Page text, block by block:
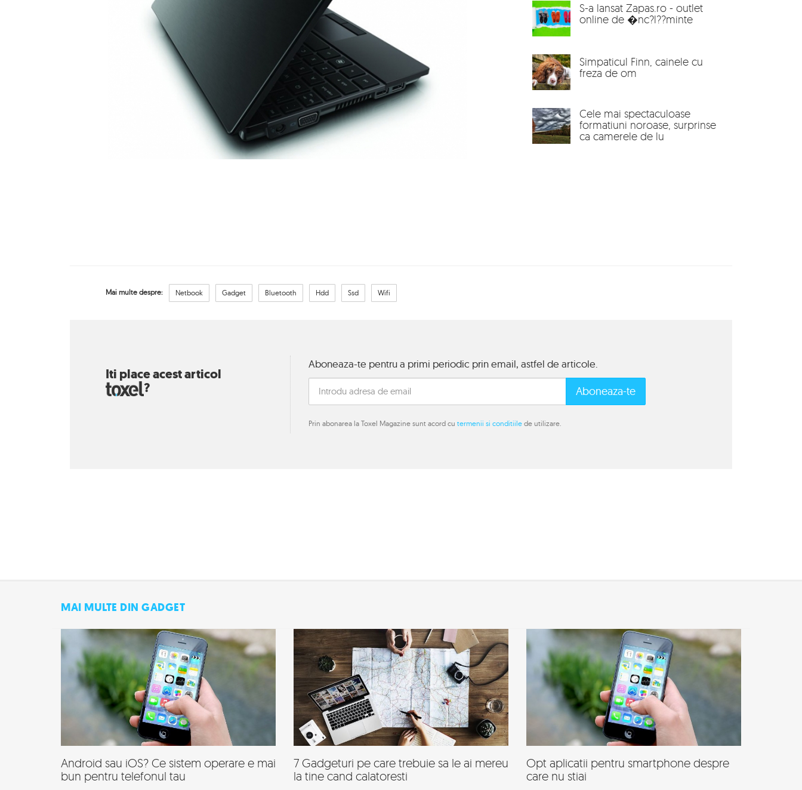
S-a lansat Zapas.ro - outlet
online de �nc?l??minte
Simpaticul Finn, cainele cu
freza de om
Cele mai spectaculoase
formatiuni noroase, surprinse
ca camerele de lu
Mai multe despre: Netbook Gadget Bluetooth Hdd Ssd Wifi
Iti place acest articol
?
Aboneaza-te pentru a primi periodic prin email, astfel de articole.
Aboneaza-te
Prin abonarea la Toxel Magazine sunt acord cu termenii si conditiile de utilizare.
MAI MULTE DIN GADGET
Android sau iOS? Ce sistem operare e mai
bun pentru telefonul tau
7 Gadgeturi pe care trebuie sa le ai mereu
la tine cand calatoresti
Opt aplicatii pentru smartphone despre
care nu stiai